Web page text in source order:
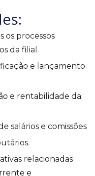
os processos
da filial.
e lançamento
e rentabilidade da
salários e comissões
relacionadas
e